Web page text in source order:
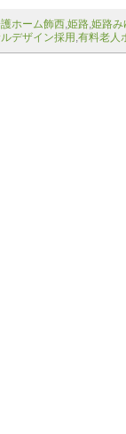
ホーム飾西,姫路,姫路み
デザイン採用 ,有料老人